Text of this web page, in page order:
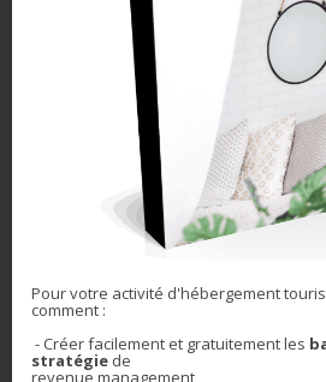
18 avril 2025
Dans "revenue
management"
Partagez l'article
Navigation
Previous:Previous
post:
Est ce
vraiment interessant les
Pour votre activité d'hébergement
comment :
- Créer facilement et gratuitement les
stratégie de
revenue management